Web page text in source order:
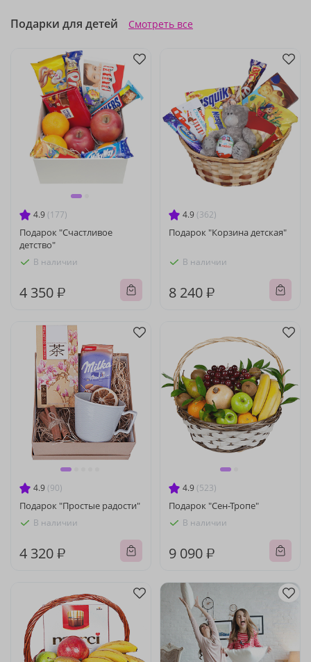
Подарки для детей Смотреть все
4.9 (177)
Подарок "Счастливое
детство"
В наличии
4 350 ₽
4.9 (362)
Подарок "Корзина детская"
В наличии
8 240 ₽
4.9 (90)
Подарок "Простые радости"
В наличии
4 320 ₽
4.9 (523)
Подарок "Сен-Тропе"
В наличии
9 090 ₽